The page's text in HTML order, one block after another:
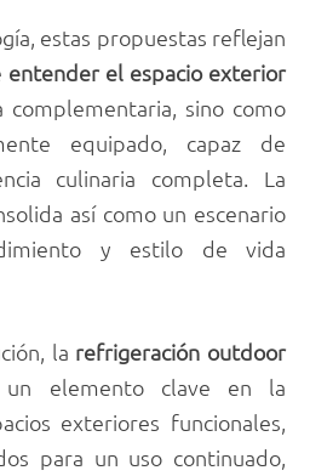
estas propuestas reflejan
entender el espacio exterior
complementaria, sino como
equipado, capaz de
culinaria completa. La
así como un escenario
y estilo de vida
la refrigeración outdoor
un elemento clave en la
exteriores funcionales,
para un uso continuado,